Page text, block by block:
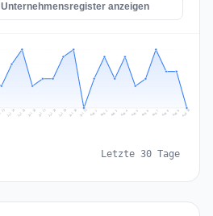
anzeigen
23 Jul 24 Jul 25 Jul 26 Jul 27 Jul 28 Jul 29 Jul 30 Jul 31 Aug 1 Aug 2 Aug 3 Aug 4 Aug 5 Aug 6 Aug 7 Aug 8 Aug 9 Aug 10
Letzte 30 Tage